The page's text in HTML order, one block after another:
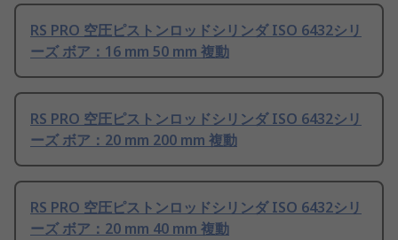
RS PRO 空圧ピストンロッドシリンダ ISO 6432シリ
ーズ ボア：16 mm 50 mm 複動
RS PRO 空圧ピストンロッドシリンダ ISO 6432シリ
ーズ ボア：20 mm 200 mm 複動
RS PRO 空圧ピストンロッドシリンダ ISO 6432シリ
ーズ ボア：20 mm 40 mm 複動